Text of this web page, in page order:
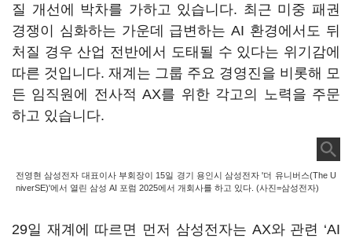
질 개선에 박차를 가하고 있습니다. 최근 미중 패권
경쟁이 심화하는 가운데 급변하는AI 환경에서도 뒤
처질 경우 산업 전반에서 도태될 수 있다는 위기감에
따른 것입니다. 재계는 그룹 주요 경영진을 비롯해 모
든 임직원에 전사적AX를 위한 각고의 노력을 주문
하고 있습니다.
전영현 삼성전자 대표이사 부회장이 15일 경기 용인시 삼성전자 '더 유니버스(The U
niverSE)'에서 열린 삼성 AI 포럼 2025에서 개회사를 하고 있다. (사진=삼성전자)
29일 재계에 따르면 먼저 삼성전자는 AX와 관련 ‘AI